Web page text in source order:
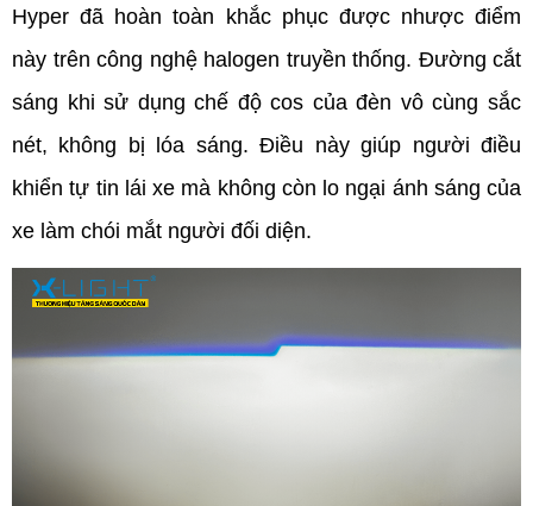
Hyper đã hoàn toàn khắc phục được nhược điểm
này trên công nghệ halogen truyền thống. Đường cắt
sáng khi sử dụng chế độ cos của đèn vô cùng sắc
nét, không bị lóa sáng. Điều này giúp người điều
khiển tự tin lái xe mà không còn lo ngại ánh sáng của
xe làm chói mắt người đối diện.